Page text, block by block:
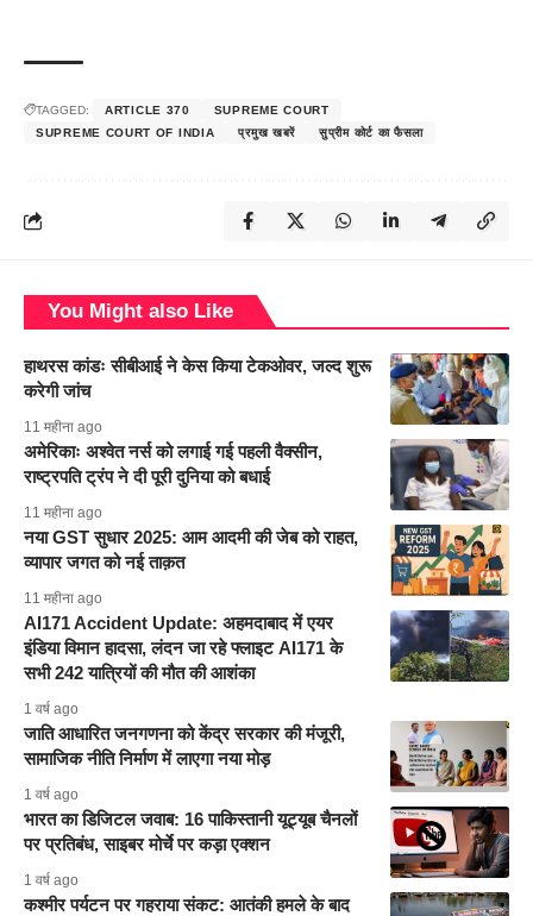
TAGGED: ARTICLE 370
SUPREME COURT
SUPREME COURT OF INDIA
प्रमुख खबरें सुप्रीम कोर्ट का फैसला
You Might also Like
हाथरस कांडः सीबीआई ने केस किया टेकओवर, जल्द शुरू
करेगी जांच
11 महीना ago
अमेरिकाः अश्वेत नर्स को लगाई गई पहली वैक्सीन,
राष्ट्रपति ट्रंप ने दी पूरी दुनिया को बधाई
11 महीना ago
नया GST सुधार 2025: आम आदमी की जेब को राहत,
व्यापार जगत को नई ताक़त
11 महीना ago
AI171 Accident Update: अहमदाबाद में एयर
इंडिया विमान हादसा, लंदन जा रहे फ्लाइट AI171 के
सभी 242 यात्रियों की मौत की आशंका
1 वर्ष ago
जाति आधारित जनगणना को केंद्र सरकार की मंजूरी,
सामाजिक नीति निर्माण में लाएगा नया मोड़
1 वर्ष ago
भारत का डिजिटल जवाब: 16 पाकिस्तानी यूट्यूब चैनलों
पर प्रतिबंध, साइबर मोर्चे पर कड़ा एक्शन
1 वर्ष ago
कश्मीर पर्यटन पर गहराया संकट: आतंकी हमले के बाद